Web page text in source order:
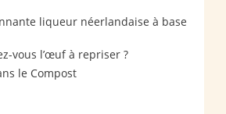
liqueur néerlandaise à base
vous l’œuf à repriser ?
le Compost